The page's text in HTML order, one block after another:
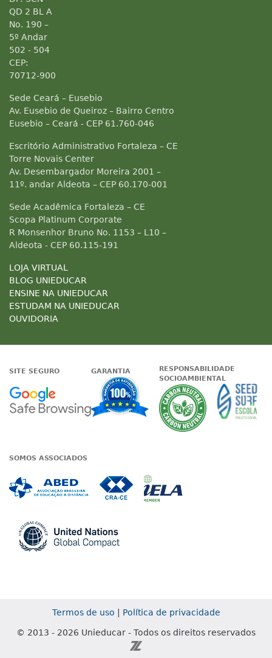
QD 2 BL A
No. 190 –
5º Andar
502 - 504
CEP:
70712-900
Sede Ceará – Eusebio
Av. Eusebio de Queiroz – Bairro Centro
Eusebio – Ceará - CEP 61.760-046
Escritório Administrativo Fortaleza – CE
Torre Novais Center
Av. Desembargador Moreira 2001 –
11º. andar Aldeota – CEP 60.170-001
Sede Acadêmica Fortaleza – CE
Scopa Platinum Corporate
R Monsenhor Bruno No. 1153 – L10 –
Aldeota - CEP 60.115-191
LOJA VIRTUAL
BLOG UNIEDUCAR
ENSINE NA UNIEDUCAR
ESTUDAM NA UNIEDUCAR
OUVIDORIA
SITE SEGURO
Google - Status do site no
GARANTIA
Garantia de
RESPONSABILIDADE
SOCIOAMBIENTAL
A
SOMOS ASSOCIADOS
Termos de uso Política de privacidade
© 2013 - 2026 Unieducar - Todos os direitos reservados